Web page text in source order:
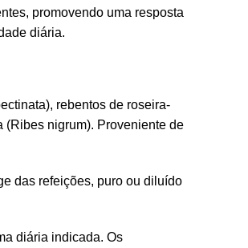
promovendo uma resposta
diária.
rebentos de roseira-
(Ribes nigrum). Proveniente de
das refeições, puro ou diluído
diária indicada. Os